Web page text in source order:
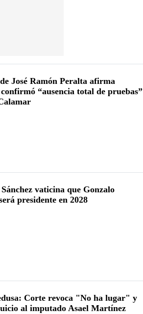
José Ramón Peralta afirma
“ausencia total de pruebas”
vaticina que Gonzalo
presidente en 2028
Corte revoca "No ha lugar" y
al imputado Asael Martínez